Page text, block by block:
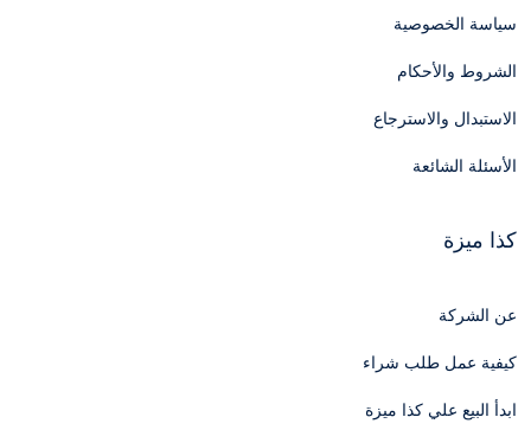
سياسة الخصوصية
الشروط والأحكام
الاستبدال والاسترجاع
الأسئلة الشائعة
كذا ميزة
عن الشركة
كيفية عمل طلب شراء
ابدأ البيع علي كذا ميزة